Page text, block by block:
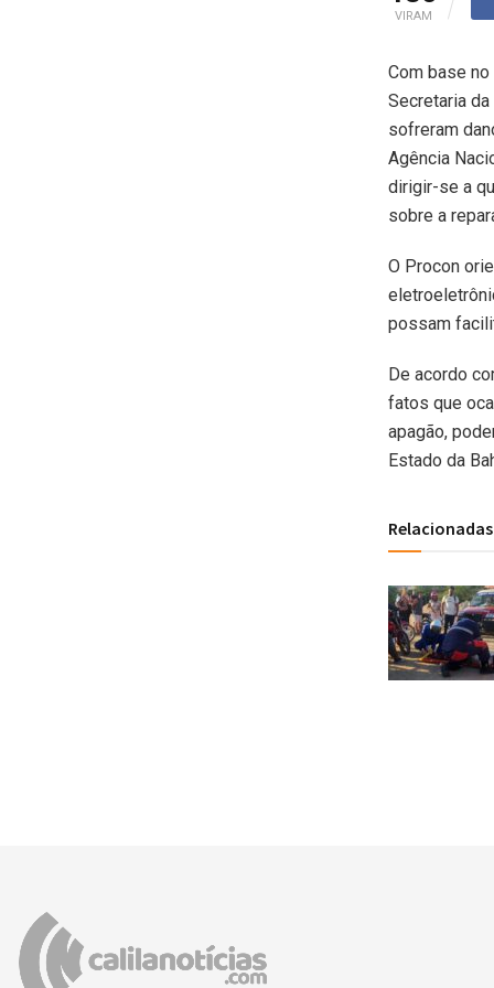
VIRAM
Com base
Secretaria
sofreram
Agência
dirigir-se a
sobre a
O Procon
possam
De acordo
fatos que
apagão,
Estado da
Relacionadas